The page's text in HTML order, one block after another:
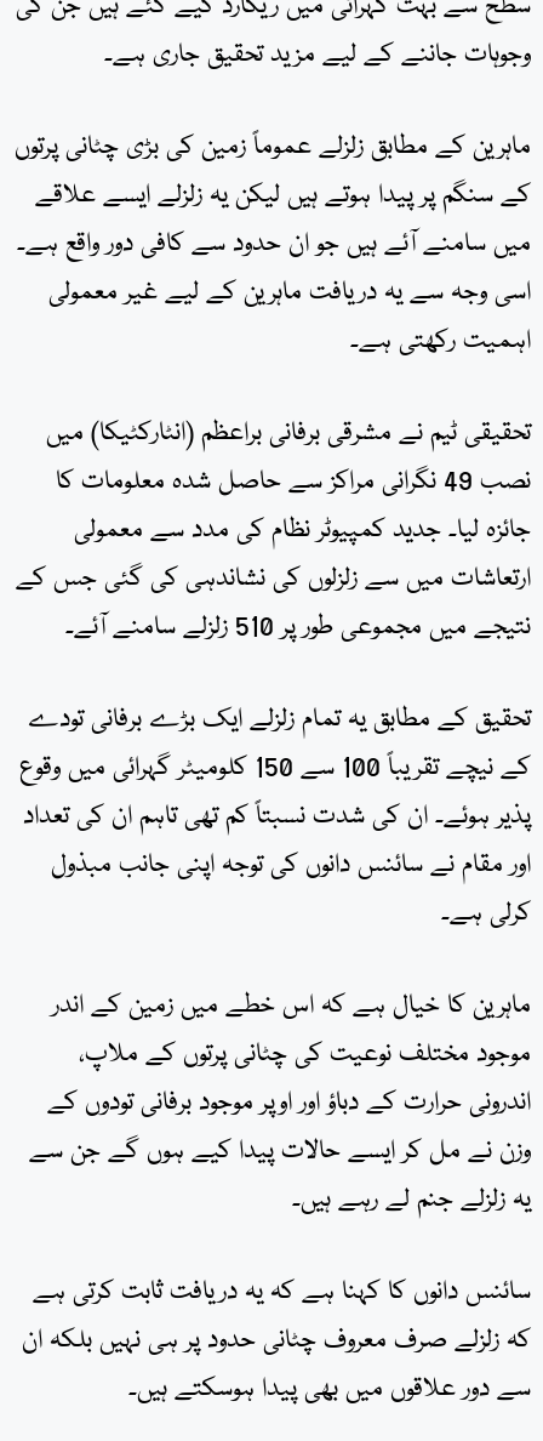
وجوہات جاننے کے لیے مزید تحقیق جاری ہے۔
ماہرین کے مطابق زلزلے عموماً زمین کی بڑی چٹانی پرتوں
کے سنگم پر پیدا ہوتے ہیں لیکن یہ زلزلے ایسے علاقے
میں سامنے آئے ہیں جو ان حدود سے کافی دور واقع ہے۔
اسی وجہ سے یہ دریافت ماہرین کے لیے غیر معمولی
اہمیت رکھتی ہے۔
تحقیقی ٹیم نے مشرقی برفانی براعظم (انٹارکٹیکا) میں
نصب 49 نگرانی مراکز سے حاصل شدہ معلومات کا
جائزہ لیا۔ جدید کمپیوٹر نظام کی مدد سے معمولی
ارتعاشات میں سے زلزلوں کی نشاندہی کی گئی جس کے
نتیجے میں مجموعی طور پر 510 زلزلے سامنے آئے۔
تحقیق کے مطابق یہ تمام زلزلے ایک بڑے برفانی تودے
کے نیچے تقریباً 100 سے 150 کلومیٹر گہرائی میں وقوع
پذیر ہوئے۔ ان کی شدت نسبتاً کم تھی تاہم ان کی تعداد
اور مقام نے سائنس دانوں کی توجہ اپنی جانب مبذول
کرلی ہے۔
ماہرین کا خیال ہے کہ اس خطے میں زمین کے اندر
موجود مختلف نوعیت کی چٹانی پرتوں کے ملاپ،
اندرونی حرارت کے دباؤ اور اوپر موجود برفانی تودوں کے
وزن نے مل کر ایسے حالات پیدا کیے ہوں گے جن سے
یہ زلزلے جنم لے رہے ہیں۔
سائنس دانوں کا کہنا ہے کہ یہ دریافت ثابت کرتی ہے
کہ زلزلے صرف معروف چٹانی حدود پر ہی نہیں بلکہ ان
سے دور علاقوں میں بھی پیدا ہوسکتے ہیں۔